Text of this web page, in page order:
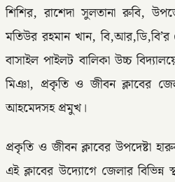
শিশির, রাশেদা সুলতানা রুবি,
মতিউর রহমান খান,
বাসাইল পাইলট বালিকা উচ্চ
মিঞা, প্রকৃতি ও জীবন ক্লাবের
আহমেদসহ প্রমুখ।
প্রকৃতি ও জীবন ক্লাবের উপদেষ্টা
এই ক্লাবের উদ্যোগে জেলার বিভিন্ন